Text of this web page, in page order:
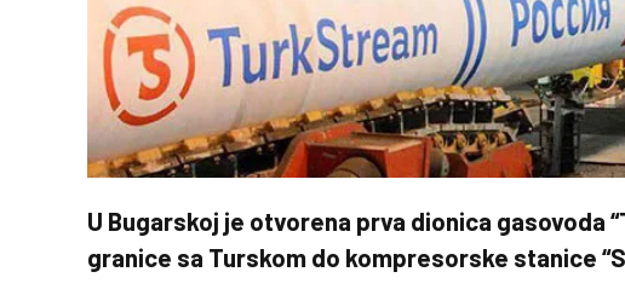
U Bugarskoj je otvorena prva dionica gasovoda
granice sa Turskom do kompresorske stanice